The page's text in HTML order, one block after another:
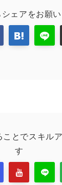
ェアをお願
とでスキル
す